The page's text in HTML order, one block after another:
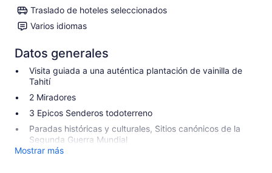
Traslado de hoteles seleccionados
Varios idiomas
Datos generales
Visita guiada a una auténtica plantación de vainilla de
Tahití
2 Miradores
3 Epicos Senderos todoterreno
Paradas históricas y culturales, Sitios canónicos de la
Segunda Guerra Mundial
Mostrar más